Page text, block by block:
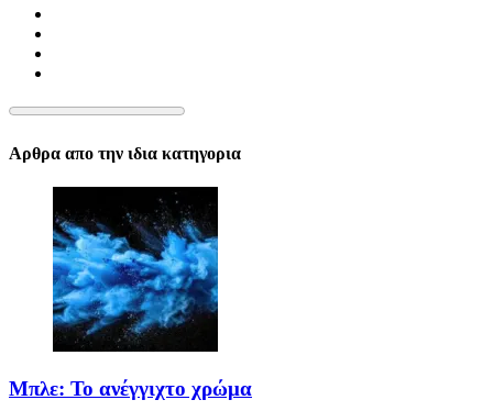
Αρθρα απο την ιδια κατηγορια
Μπλε: Το ανέγγιχτο χρώμα